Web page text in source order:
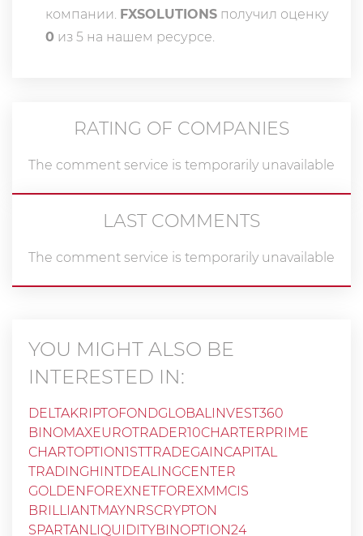
компании. FXSOLUTIONS получил оценку
0 из 5 на нашем ресурсе.
RATING OF COMPANIES
The comment service is temporarily unavailable
LAST COMMENTS
The comment service is temporarily unavailable
YOU MIGHT ALSO BE
INTERESTED IN:
DELTAKRIPTOFONDGLOBALINVEST360
BINOMAXEUROTRADER10CHARTERPRIME
CHARTOPTION1STTRADEGAINCAPITAL
TRADINGHINTDEALINGCENTER
GOLDENFOREXNETFOREXMMCIS
BRILLIANTMAYNRSCRYPTON
SPARTANLIQUIDITYBINOPTION24